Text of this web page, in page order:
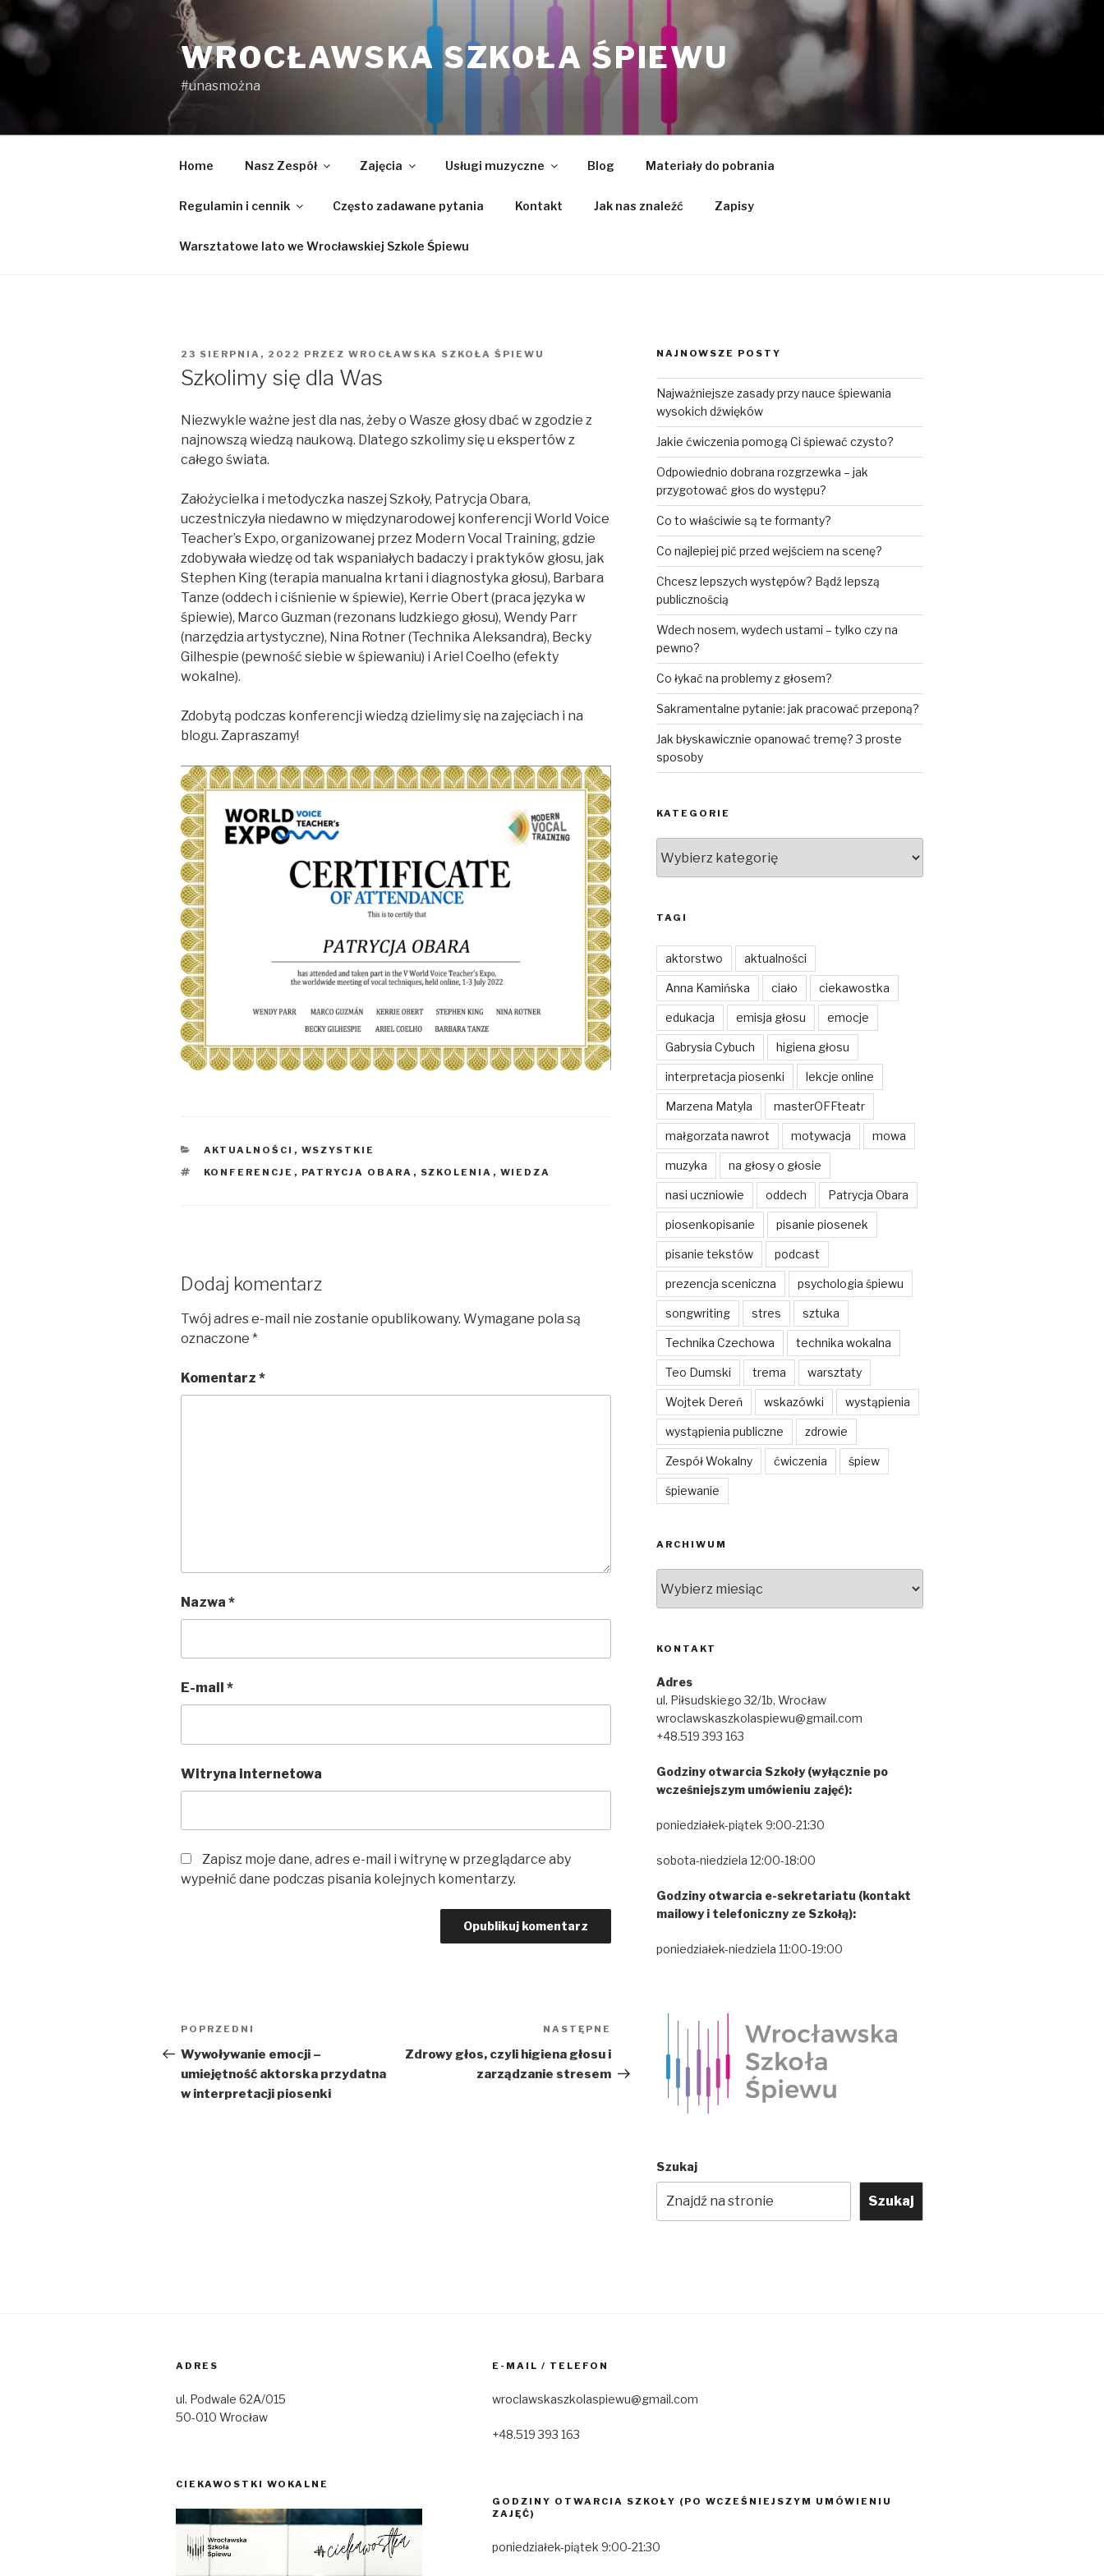
Przejdź
do
treści
WROCŁAWSKA SZKOŁA ŚPIEWU
#unasmożna
Home Nasz Zespół Zajęcia Usługi muzyczne Blog Materiały do pobrania
Regulamin i cennik Często zadawane pytania Kontakt Jak nas znaleźć Zapisy
Warsztatowe lato we Wrocławskiej Szkole Śpiewu
OPUBLIKOWANE
23 SIERPNIA, 2022 PRZEZ WROCŁAWSKA SZKOŁA ŚPIEWU
Szkolimy się dla Was
Niezwykle ważne jest dla nas, żeby o Wasze głosy dbać w zgodzie z
najnowszą wiedzą naukową. Dlatego szkolimy się u ekspertów z
całego świata.
Założycielka i metodyczka naszej Szkoły, Patrycja Obara,
uczestniczyła niedawno w międzynarodowej konferencji World Voice
Teacher’s Expo, organizowanej przez Modern Vocal Training, gdzie
zdobywała wiedzę od tak wspaniałych badaczy i praktyków głosu, jak
Stephen King (terapia manualna krtani i diagnostyka głosu), Barbara
Tanze (oddech i ciśnienie w śpiewie), Kerrie Obert (praca języka w
śpiewie), Marco Guzman (rezonans ludzkiego głosu), Wendy Parr
(narzędzia artystyczne), Nina Rotner (Technika Aleksandra), Becky
Gilhespie (pewność siebie w śpiewaniu) i Ariel Coelho (efekty
wokalne).
Zdobytą podczas konferencji wiedzą dzielimy się na zajęciach i na
blogu. Zapraszamy!
KATEGORIE
AKTUALNOŚCI , WSZYSTKIE
TAGI
KONFERENCJE , PATRYCJA OBARA , SZKOLENIA , WIEDZA
Dodaj komentarz
Twój adres e-mail nie zostanie opublikowany. Wymagane pola są
oznaczone *
Komentarz *
Nazwa *
E-mail *
Witryna internetowa
Zapisz moje dane, adres e-mail i witrynę w przeglądarce aby
wypełnić dane podczas pisania kolejnych komentarzy.
Nawigacja
wpisu
Poprzedni
wpis
POPRZEDNI
Wywoływanie emocji –
umiejętność aktorska przydatna
w interpretacji piosenki
wpis
NASTĘPNE
Zdrowy głos, czyli higiena głosu i
zarządzanie stresem
NAJNOWSZE POSTY
Najważniejsze zasady przy nauce śpiewania
wysokich dźwięków
Jakie ćwiczenia pomogą Ci śpiewać czysto?
Odpowiednio dobrana rozgrzewka – jak
przygotować głos do występu?
Co to właściwie są te formanty?
Co najlepiej pić przed wejściem na scenę?
Chcesz lepszych występów? Bądź lepszą
publicznością
Wdech nosem, wydech ustami – tylko czy na
pewno?
Co łykać na problemy z głosem?
Sakramentalne pytanie: jak pracować przeponą?
Jak błyskawicznie opanować tremę? 3 proste
sposoby
KATEGORIE
TAGI
aktorstwo aktualności
Anna Kamińska ciało ciekawostka
edukacja emisja głosu emocje
Gabrysia Cybuch higiena głosu
interpretacja piosenki lekcje online
Marzena Matyla masterOFFteatr
małgorzata nawrot motywacja mowa
muzyka na głosy o głosie
nasi uczniowie oddech Patrycja Obara
piosenkopisanie pisanie piosenek
pisanie tekstów podcast
prezencja sceniczna psychologia śpiewu
songwriting stres sztuka
Technika Czechowa technika wokalna
Teo Dumski trema warsztaty
Wojtek Dereń wskazówki wystąpienia
wystąpienia publiczne zdrowie
Zespół Wokalny ćwiczenia śpiew
śpiewanie
ARCHIWUM
KONTAKT
Adres
ul. Piłsudskiego 32/1b, Wrocław
wroclawskaszkolaspiewu@gmail.com
+48.519 393 163
Godziny otwarcia Szkoły (wyłącznie po
wcześniejszym umówieniu zajęć):
poniedziałek-piątek 9:00-21:30
sobota-niedziela 12:00-18:00
Godziny otwarcia e-sekretariatu (kontakt
mailowy i telefoniczny ze Szkołą):
poniedziałek-niedziela 11:00-19:00
Szukaj
Szukaj
ADRES
ul. Podwale 62A/015
50-010 Wrocław
CIEKAWOSTKI WOKALNE
E-MAIL / TELEFON
wroclawskaszkolaspiewu@gmail.com
+48.519 393 163
GODZINY OTWARCIA SZKOŁY (PO WCZEŚNIEJSZYM UMÓWIENIU
ZAJĘĆ)
poniedziałek-piątek 9:00-21:30